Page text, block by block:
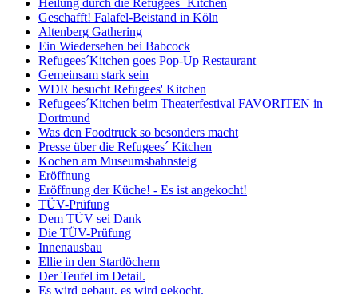
Heilung durch die Refugees´ Kitchen
Geschafft! Falafel-Beistand in Köln
Altenberg Gathering
Ein Wiedersehen bei Babcock
Refugees´Kitchen goes Pop-Up Restaurant
Gemeinsam stark sein
WDR besucht Refugees' Kitchen
Refugees´Kitchen beim Theaterfestival FAVORITEN in
Dortmund
Was den Foodtruck so besonders macht
Presse über die Refugees´ Kitchen
Kochen am Museumsbahnsteig
Eröffnung
Eröffnung der Küche! - Es ist angekocht!
TÜV-Prüfung
Dem TÜV sei Dank
Die TÜV-Prüfung
Innenausbau
Ellie in den Startlöchern
Der Teufel im Detail.
Es wird gebaut, es wird gekocht.